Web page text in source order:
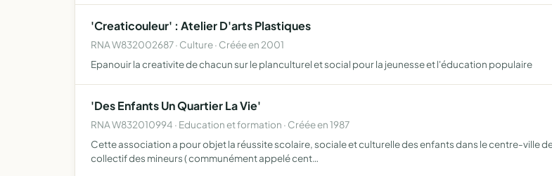
'Creaticouleur' : Atelier D'arts Plastiques
RNA W832002687 · Culture · Créée en 2001
Epanouir la creativite de chacun sur le planculturel et social pour la jeunesse et l'éducation populaire
'Des Enfants Un Quartier La Vie'
RNA W832010994 · Education et formation · Créée en 1987
Cette association a pour objet la réussite scolaire, sociale et culturelle des enfants dans le centre-ville
collectif des mineurs ( communément appelé cent…